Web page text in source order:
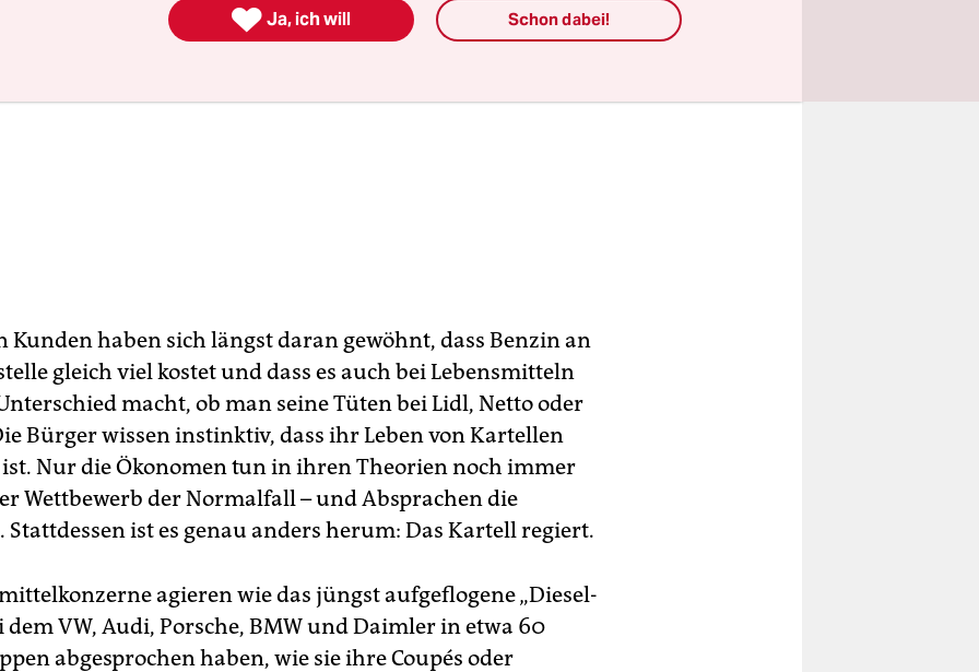
Kunden haben sich längst daran gewöhnt, dass Benzin an
gleich viel kostet und dass es auch bei Lebensmitteln
macht, ob man seine Tüten bei Lidl, Netto oder
Bürger wissen instinktiv, dass ihr Leben von Kartellen
Nur die Ökonomen tun in ihren Theorien noch immer
Wettbewerb der Normalfall – und Absprachen die
Stattdessen ist es genau anders herum: Das Kartell regiert.
agieren wie das jüngst aufgeflogene „Diesel-
dem VW, Audi, Porsche, BMW und Daimler in etwa 60
abgesprochen haben, wie sie ihre Coupés oder
 Ja, ich will Schon dabei!